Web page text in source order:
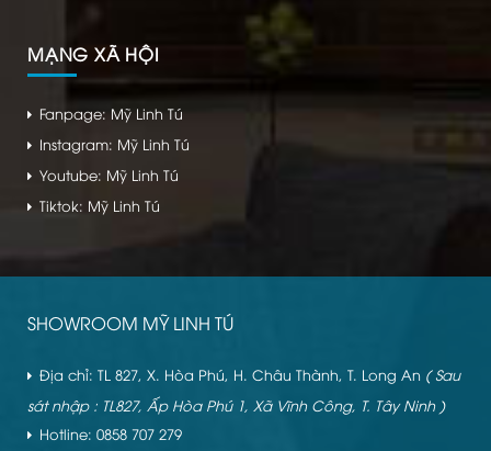
MẠNG XÃ HỘI
Fanpage: Mỹ Linh Tú
Instagram: Mỹ Linh Tú
Youtube: Mỹ Linh Tú
Tiktok: Mỹ Linh Tú
SHOWROOM MỸ LINH TÚ
Địa chỉ: TL 827, X. Hòa Phú, H. Châu Thành, T. Long An ( Sau
sát nhập : TL827, Ấp Hòa Phú 1, Xã Vĩnh Công, T. Tây Ninh )
Hotline: 0858 707 279